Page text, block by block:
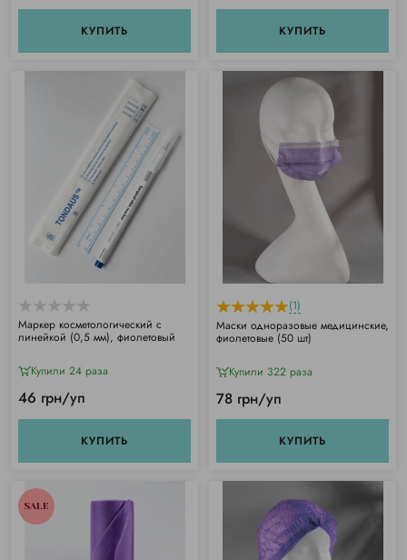
КУПИТЬ КУПИТЬ
Маркер косметологический с
линейкой (0,5 мм), фиолетовый
Купили 24 раза
46 грн/уп
КУПИТЬ
(1)
Маски одноразовые медицинские,
фиолетовые (50 шт)
Купили 322 раза
78 грн/уп
КУПИТЬ
SALE